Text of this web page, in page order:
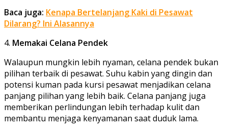
Baca juga: Kenapa Bertelanjang Kaki di Pesawat
Dilarang? Ini Alasannya
4. Memakai Celana Pendek
Walaupun mungkin lebih nyaman, celana pendek bukan
pilihan terbaik di pesawat. Suhu kabin yang dingin dan
potensi kuman pada kursi pesawat menjadikan celana
panjang pilihan yang lebih baik. Celana panjang juga
memberikan perlindungan lebih terhadap kulit dan
membantu menjaga kenyamanan saat duduk lama.